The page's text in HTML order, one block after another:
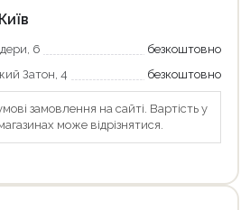
6
безкоштовно
Затон, 4
безкоштовно
замовлення на сайті. Вартість у
може відрізнятися.
покупки
замовлення